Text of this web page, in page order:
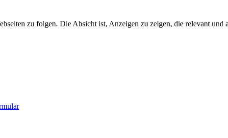
zu folgen. Die Absicht ist, Anzeigen zu zeigen, die relevant